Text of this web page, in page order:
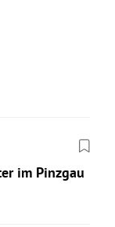
im Pinzgau